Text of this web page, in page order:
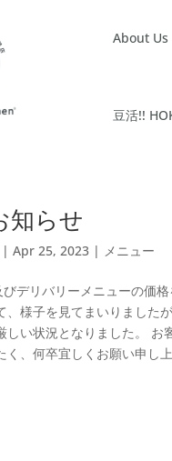
About Us
豆活!!
知らせ
|Apr 25, 2023 | メニュー
デリバリーメニューの価
、様子を見てまいりました
しい状況となりました。
く、何卒宜しくお願い申し